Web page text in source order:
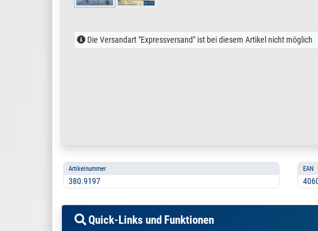
Die Versandart "Expressversand" ist bei diesem Artikel nicht möglich
Artikelnummer
380.9197
EAN
Quick-Links und Funktionen